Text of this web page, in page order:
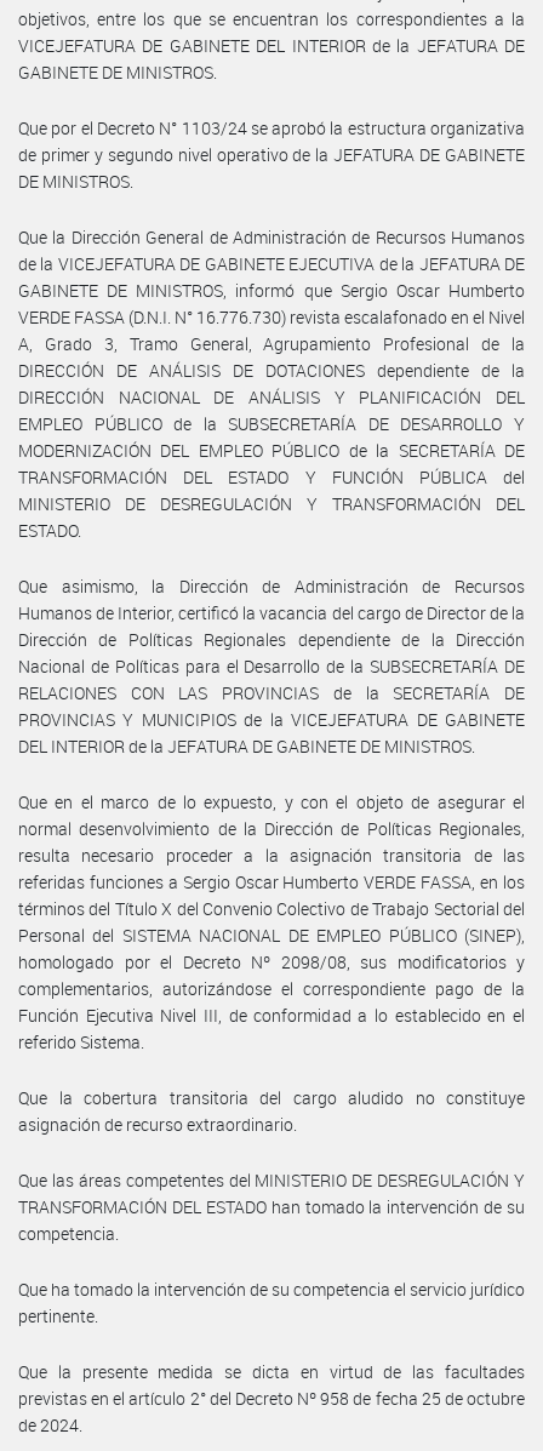
objetivos, entre los que se encuentran los correspondientes a la
VICEJEFATURA DE GABINETE DEL INTERIOR de la JEFATURA DE
GABINETE DE MINISTROS.
Que por el Decreto N° 1103/24 se aprobó la estructura organizativa
de primer y segundo nivel operativo de la JEFATURA DE GABINETE
DE MINISTROS.
Que la Dirección General de Administración de Recursos Humanos
de la VICEJEFATURA DE GABINETE EJECUTIVA de la JEFATURA DE
GABINETE DE MINISTROS, informó que Sergio Oscar Humberto
VERDE FASSA (D.N.I. N° 16.776.730) revista escalafonado en el Nivel
A, Grado 3, Tramo General, Agrupamiento Profesional de la
DIRECCIÓN DE ANÁLISIS DE DOTACIONES dependiente de la
DIRECCIÓN NACIONAL DE ANÁLISIS Y PLANIFICACIÓN DEL
EMPLEO PÚBLICO de la SUBSECRETARÍA DE DESARROLLO Y
MODERNIZACIÓN DEL EMPLEO PÚBLICO de la SECRETARÍA DE
TRANSFORMACIÓN DEL ESTADO Y FUNCIÓN PÚBLICA del
MINISTERIO DE DESREGULACIÓN Y TRANSFORMACIÓN DEL
ESTADO.
Que asimismo, la Dirección de Administración de Recursos
Humanos de Interior, certificó la vacancia del cargo de Director de la
Dirección de Políticas Regionales dependiente de la Dirección
Nacional de Políticas para el Desarrollo de la SUBSECRETARÍA DE
RELACIONES CON LAS PROVINCIAS de la SECRETARÍA DE
PROVINCIAS Y MUNICIPIOS de la VICEJEFATURA DE GABINETE
DEL INTERIOR de la JEFATURA DE GABINETE DE MINISTROS.
Que en el marco de lo expuesto, y con el objeto de asegurar el
normal desenvolvimiento de la Dirección de Políticas Regionales,
resulta necesario proceder a la asignación transitoria de las
referidas funciones a Sergio Oscar Humberto VERDE FASSA, en los
términos del Título X del Convenio Colectivo de Trabajo Sectorial del
Personal del SISTEMA NACIONAL DE EMPLEO PÚBLICO (SINEP),
homologado por el Decreto Nº 2098/08, sus modificatorios y
complementarios, autorizándose el correspondiente pago de la
Función Ejecutiva Nivel III, de conformidad a lo establecido en el
referido Sistema.
Que la cobertura transitoria del cargo aludido no constituye
asignación de recurso extraordinario.
Que las áreas competentes del MINISTERIO DE DESREGULACIÓN Y
TRANSFORMACIÓN DEL ESTADO han tomado la intervención de su
competencia.
Que ha tomado la intervención de su competencia el servicio jurídico
pertinente.
Que la presente medida se dicta en virtud de las facultades
previstas en el artículo 2° del Decreto Nº 958 de fecha 25 de octubre
de 2024.